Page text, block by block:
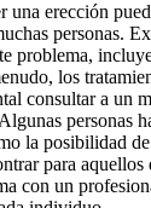
erección
personas.
problema,
los
consultar a un
personas
la posibilidad
para aquellos
con un